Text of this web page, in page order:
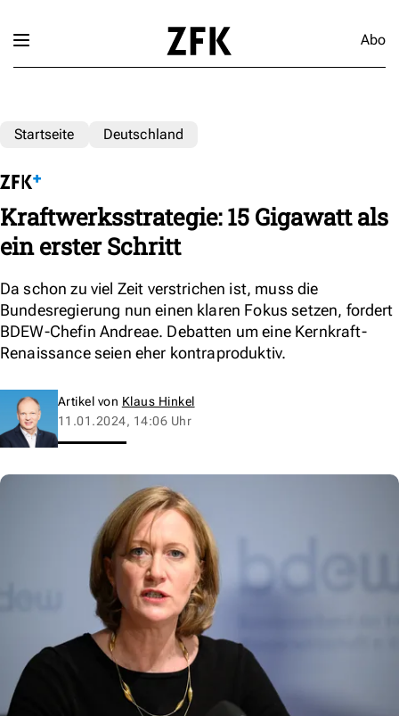
Abo
Startseite Deutschland
Kraftwerksstrategie: 15 Gigawatt als
ein erster Schritt
Da schon zu viel Zeit verstrichen ist, muss die
Bundesregierung nun einen klaren Fokus setzen, fordert
BDEW-Chefin Andreae. Debatten um eine Kernkraft-
Renaissance seien eher kontraproduktiv.
Artikel von Klaus Hinkel
11.01.2024, 14:06 Uhr